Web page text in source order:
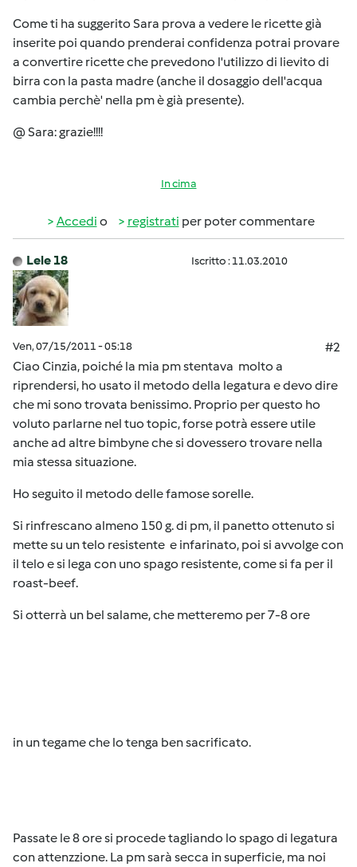
Come ti ha suggerito Sara prova a vedere le ricette già
inserite poi quando prenderai confidenza potrai provare
a convertire ricette che prevedono l'utilizzo di lievito di
birra con la pasta madre (anche il dosaggio dell'acqua
cambia perchè' nella pm è già presente).
@ Sara: grazie!!!!
In cima
Accedi o registrati per poter commentare
Lele 18 Iscritto : 11.03.2010
Ven, 07/15/2011 - 05:18
#2
Ciao Cinzia, poiché la mia pm stentava molto a
riprendersi, ho usato il metodo della legatura e devo dire
che mi sono trovata benissimo. Proprio per questo ho
voluto parlarne nel tuo topic, forse potrà essere utile
anche ad altre bimbyne che si dovessero trovare nella
mia stessa situazione.
Ho seguito il metodo delle famose sorelle.
Si rinfrescano almeno 150 g. di pm, il panetto ottenuto si
mette su un telo resistente e infarinato, poi si avvolge con
il telo e si lega con uno spago resistente, come si fa per il
roast-beef.
Si otterrà un bel salame, che metteremo per 7-8 ore
in un tegame che lo tenga ben sacrificato.
Passate le 8 ore si procede tagliando lo spago di legatura
con attenzzione. La pm sarà secca in superficie, ma noi